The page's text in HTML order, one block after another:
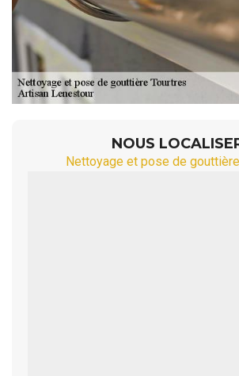
NOUS
Nettoyage et pose de